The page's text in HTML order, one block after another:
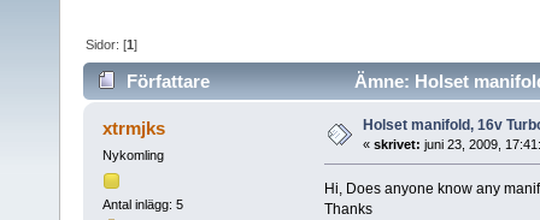
Sidor: [1]
Författare Ämne: Holset
xtrmjks
Nykomling
Antal inlägg: 5
Holset manifold, 16v
« skrivet: juni 23, 2009,
Hi, Does anyone know any
Thanks